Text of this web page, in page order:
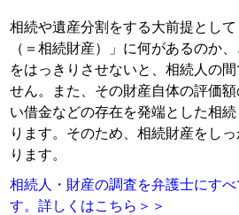
相続や遺産分割をする大前提とし
（＝相続財産）」に何があるのか
をはっきりさせないと、相続人の
せん。また、その財産自体の評価
い借金などの存在を発端とした相
ります。そのため、相続財産をし
ります。
相続人・財産の調査を弁護士にす
す。詳しくはこちら＞＞